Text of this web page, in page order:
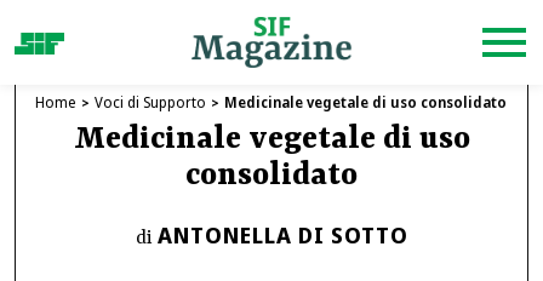
Home Voci di Supporto Medicinale vegetale di uso consolidato
Medicinale vegetale di uso
consolidato
di ANTONELLA DI SOTTO